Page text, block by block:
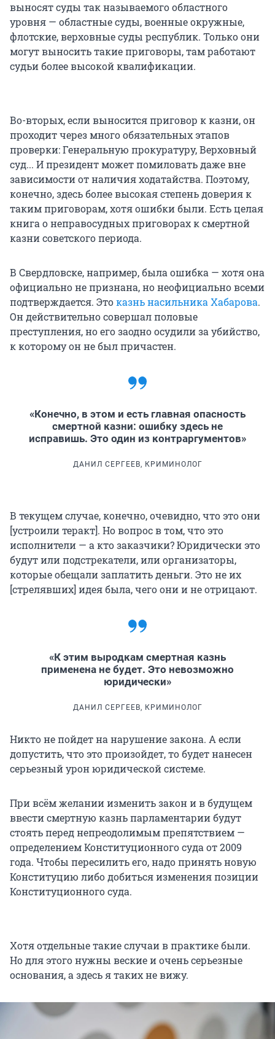
выносят суды так называемого областного
уровня — областные суды, военные окружные,
флотские, верховные суды республик. Только они
могут выносить такие приговоры, там работают
судьи более высокой квалификации.
Во-вторых, если выносится приговор к казни, он
проходит через много обязательных этапов
проверки: Генеральную прокуратуру, Верховный
суд... И президент может помиловать даже вне
зависимости от наличия ходатайства. Поэтому,
конечно, здесь более высокая степень доверия к
таким приговорам, хотя ошибки были. Есть целая
книга о неправосудных приговорах к смертной
казни советского периода.
В Свердловске, например, была ошибка — хотя она
официально не признана, но неофициально всеми
подтверждается. Этоказнь насильника Хабарова.
Он действительно совершал половые
преступления, но его заодно осудили за убийство,
к которому он не был причастен.
«Конечно, в этом и есть главная опасность
смертной казни: ошибку здесь не
исправишь. Это один из контраргументов»
ДАНИЛ СЕРГЕЕВ, КРИМИНОЛОГ
В текущем случае, конечно, очевидно, что это они
[устроили теракт]. Но вопрос в том, что это
исполнители — а кто заказчики? Юридически это
будут или подстрекатели, или организаторы,
которые обещали заплатить деньги. Это не их
[стрелявших] идея была, чего они и не отрицают.
«К этим выродкам смертная казнь
применена не будет. Это невозможно
юридически»
ДАНИЛ СЕРГЕЕВ, КРИМИНОЛОГ
Никто не пойдет на нарушение закона. А если
допустить, что это произойдет, то будет нанесен
серьезный урон юридической системе.
При всём желании изменить закон и в будущем
ввести смертную казнь парламентарии будут
стоять перед непреодолимым препятствием —
определением Конституционного суда от 2009
года. Чтобы пересилить его, надо принять новую
Конституцию либо добиться изменения позиции
Конституционного суда.
Хотя отдельные такие случаи в практике были.
Но для этого нужны веские и очень серьезные
основания, а здесь я таких не вижу.